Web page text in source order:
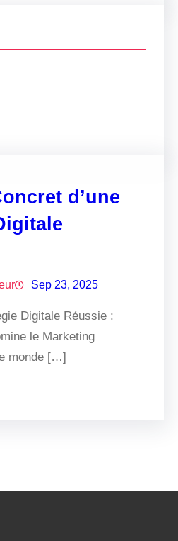
d’une
Sep 23, 2025
Digitale Réussie :
le Marketing
monde […]